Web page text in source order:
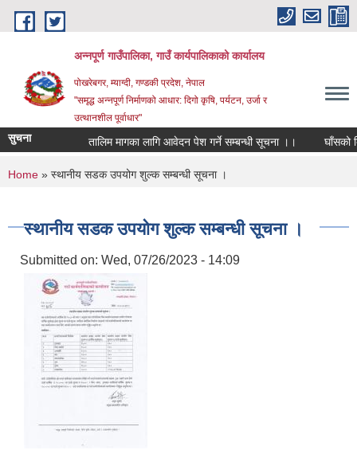
Skip to main content
अन्‍नपूर्ण गाउँपालिका, गाउँ कार्यपालिकाको कार्यालय
पोखरेबगर, म्याग्दी, गण्डकी प्रदेश, नेपाल
"समृद्ध अन्‍नपूर्ण निर्माणको आधार: दिगो कृषि, पर्यटन, उर्जा र
उत्थानशील पूर्वाधार"
सुचना तालिम मागका लागि आवेदन पेश गर्ने सम्बन्धी सूचना ।। घाँसको
You are here
Home » स्थानीय सडक उपयोग शुल्क सम्बन्धी सूचना ।
स्थानीय सडक उपयोग शुल्क सम्बन्धी सूचना ।
Submitted on: Wed, 07/26/2023 - 14:09